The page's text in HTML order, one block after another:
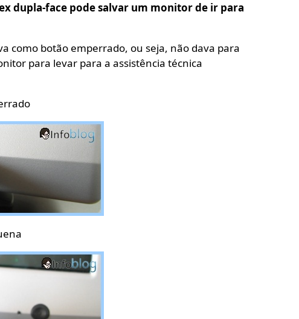
dupla-face pode salvar um monitor de ir para
como botão emperrado, ou seja, não dava para
para levar para a assistência técnica